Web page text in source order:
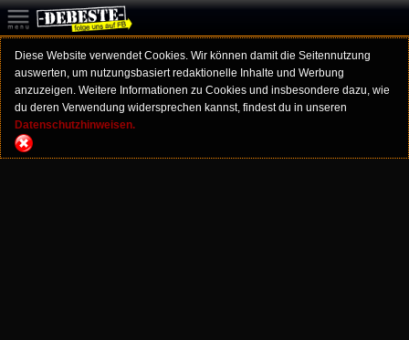
Diese Website verwendet Cookies. Wir können damit die Seitennutzung
auswerten, um nutzungsbasiert redaktionelle Inhalte und Werbung
anzuzeigen. Weitere Informationen zu Cookies und insbesondere dazu, wie
du deren Verwendung widersprechen kannst, findest du in unseren
Datenschutzhinweisen.